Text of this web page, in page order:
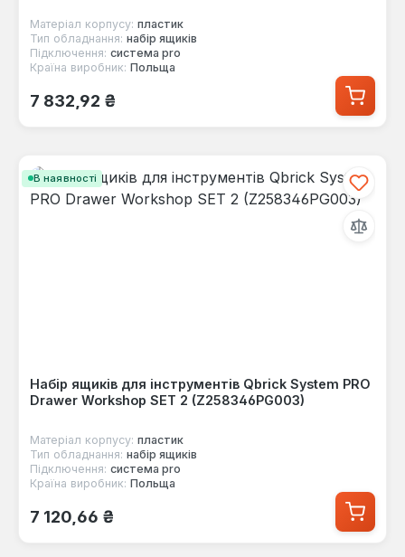
Матеріал корпусу: пластик
Тип обладнання: набір ящиків
Підключення: система pro
Країна виробник: Польща
Звичайна ціна:
7 832,92 ₴
В наявності
Набір ящиків для інструментів Qbrick System PRO
Drawer Workshop SET 2 (Z258346PG003)
Матеріал корпусу: пластик
Тип обладнання: набір ящиків
Підключення: система pro
Країна виробник: Польща
Звичайна ціна:
7 120,66 ₴